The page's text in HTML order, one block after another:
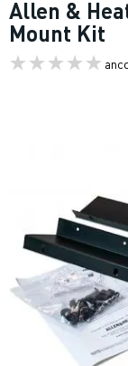
Allen &
Mount Kit